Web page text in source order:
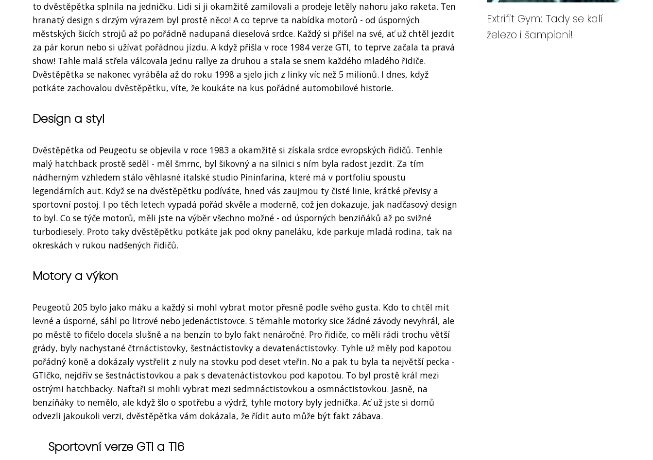
to dvěstěpětka splnila na jedničku. Lidi si ji okamžitě zamilovali a prodeje letěly nahoru jako raketa. Ten
hranatý design s drzým výrazem byl prostě něco! A co teprve ta nabídka motorů - od úsporných
městských šicích strojů až po pořádně nadupaná dieselová srdce. Každý si přišel na své, ať už chtěl jezdit
za pár korun nebo si užívat pořádnou jízdu. A když přišla v roce 1984 verze GTI, to teprve začala ta pravá
show! Tahle malá střela válcovala jednu rallye za druhou a stala se snem každého mladého řidiče.
Dvěstěpětka se nakonec vyráběla až do roku 1998 a sjelo jich z linky víc než 5 milionů. I dnes, když
potkáte zachovalou dvěstěpětku, víte, že koukáte na kus pořádné automobilové historie.
Design a styl
Dvěstěpětka od Peugeotu se objevila v roce 1983 a okamžitě si získala srdce evropských řidičů. Tenhle
malý hatchback prostě seděl - měl šmrnc, byl šikovný a na silnici s ním byla radost jezdit. Za tím
nádherným vzhledem stálo věhlasné italské studio Pininfarina, které má v portfoliu spoustu
legendárních aut. Když se na dvěstěpětku podíváte, hned vás zaujmou ty čisté linie, krátké převisy a
sportovní postoj. I po těch letech vypadá pořád skvěle a moderně, což jen dokazuje, jak nadčasový design
to byl. Co se týče motorů, měli jste na výběr všechno možné - od úsporných benziňáků až po svižné
turbodiesely. Proto taky dvěstěpětku potkáte jak pod okny paneláku, kde parkuje mladá rodina, tak na
okreskách v rukou nadšených řidičů.
Motory a výkon
Peugeotů 205 bylo jako máku a každý si mohl vybrat motor přesně podle svého gusta. Kdo to chtěl mít
levné a úsporné, sáhl po litrové nebo jedenáctistovce. S těmahle motorky sice žádné závody nevyhrál, ale
po městě to fičelo docela slušně a na benzín to bylo fakt nenáročné. Pro řidiče, co měli rádi trochu větší
grády, byly nachystané čtrnáctistovky, šestnáctistovky a devatenáctistovky. Tyhle už měly pod kapotou
pořádný koně a dokázaly vystřelit z nuly na stovku pod deset vteřin. No a pak tu byla ta největší pecka -
GTIčko, nejdřív se šestnáctistovkou a pak s devatenáctistovkou pod kapotou. To byl prostě král mezi
ostrými hatchbacky. Naftaři si mohli vybrat mezi sedmnáctistovkou a osmnáctistovkou. Jasně, na
benzíňáky to nemělo, ale když šlo o spotřebu a výdrž, tyhle motory byly jednička. Ať už jste si domů
odvezli jakoukoli verzi, dvěstěpětka vám dokázala, že řídit auto může být fakt zábava.
Sportovní verze GTI a T16
Extrifit Gym: Tady se kalí
železo i šampioni!